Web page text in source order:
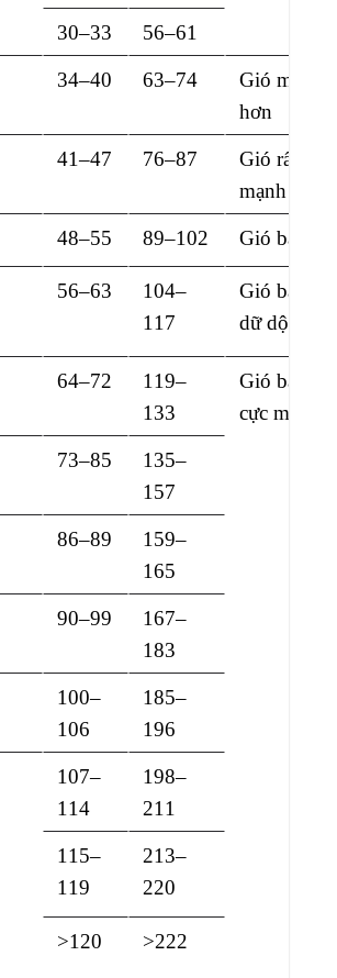
30–33 56–61
34–40 63–74
Gió mạnh
hơn
41–47 76–87
Gió rất
mạnh
48–55 89–102 Gió bão
56–63
104–
117
Gió bão
dữ dội
64–72
119–
133
Gió bão
cực mạnh
73–85
135–
157
86–89
159–
165
90–99
167–
183
100–
106
185–
196
107–
114
198–
211
115–
119
213–
220
>120 >222